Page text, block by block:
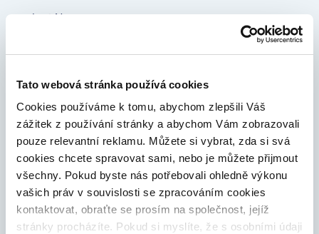
Tato webová stránka používá cookies
Cookies používáme k tomu, abychom zlepšili Váš
zážitek z používání stránky a abychom Vám zobrazovali
pouze relevantní reklamu. Můžete si vybrat, zda si svá
cookies chcete spravovat sami, nebo je můžete přijmout
všechny. Pokud byste nás potřebovali ohledně výkonu
vašich práv v souvislosti se zpracováním cookies
kontaktovat, obraťte se prosím na společnost, jejíž
stránky procházíte. Pokud si myslíte, že s osobními údaji
Last Name
Date of birth
Country of residence
Your email address